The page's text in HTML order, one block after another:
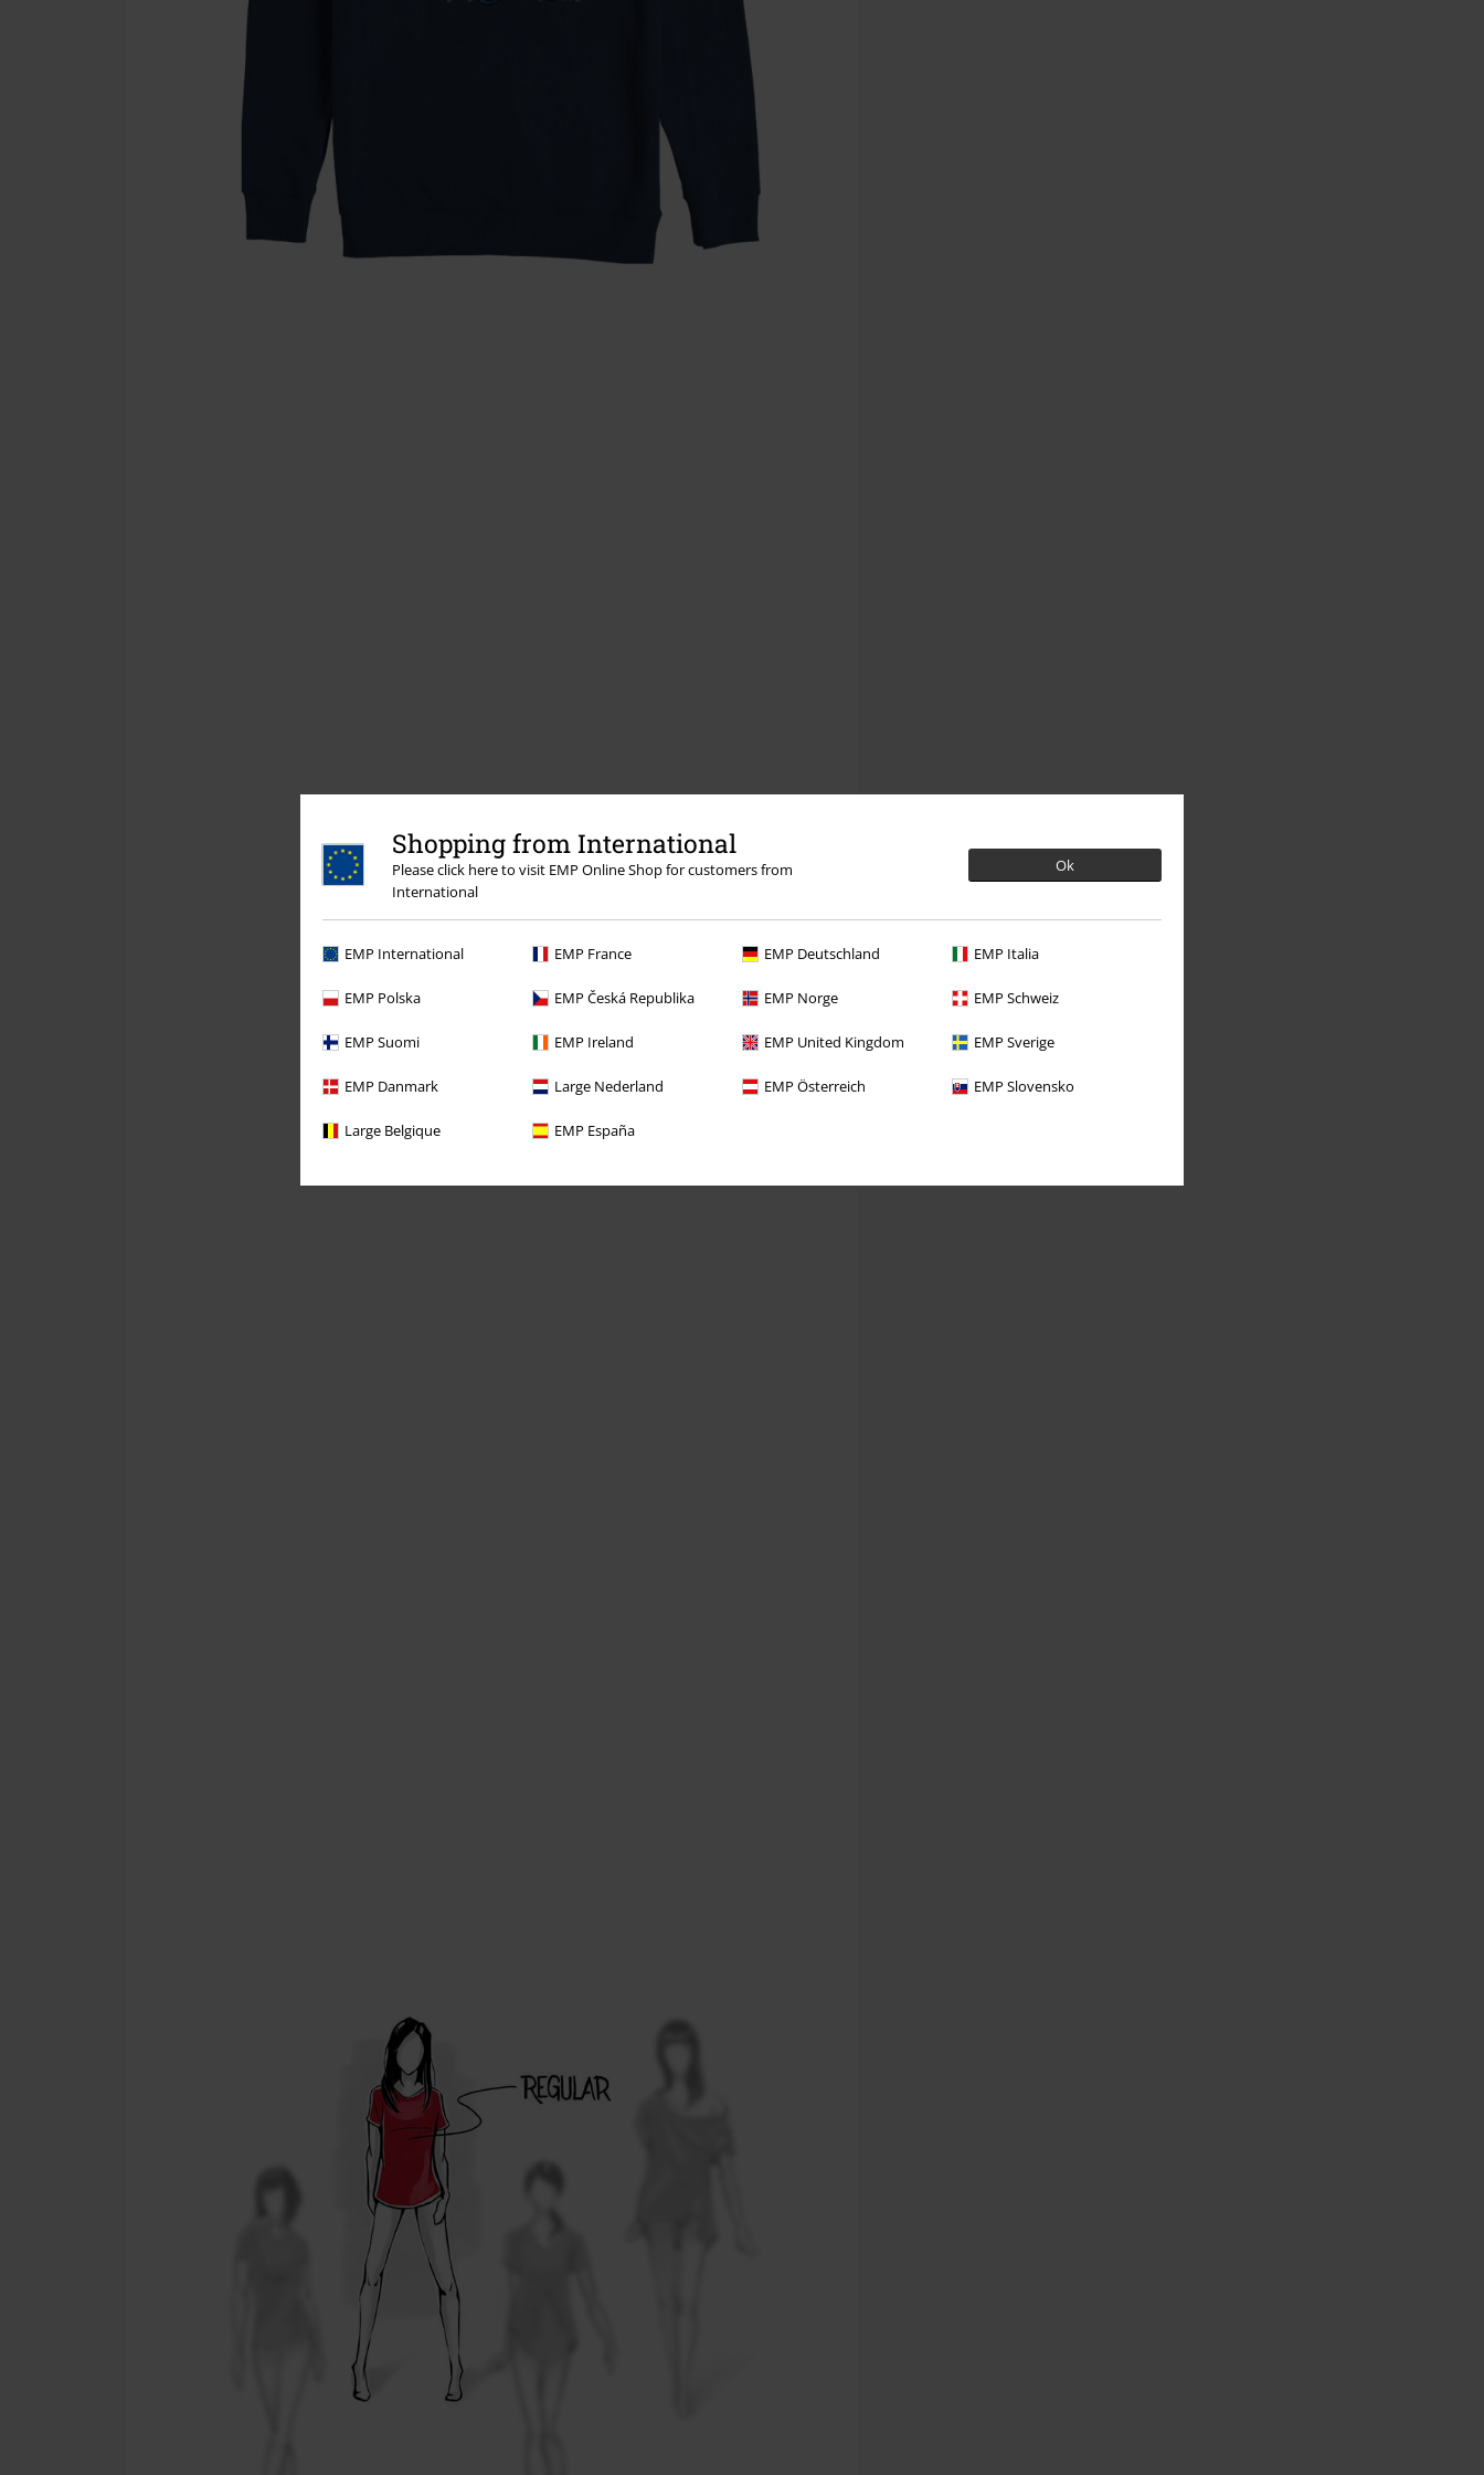
Shopping from International
Please click here to visit EMP Online Shop for customers from
International
Ok
EMP International EMP France EMP Deutschland EMP Italia
EMP Polska EMP Česká Republika EMP Norge EMP Schweiz
EMP Suomi EMP Ireland EMP United Kingdom EMP Sverige
EMP Danmark Large Nederland EMP Österreich EMP Slovensko
Large Belgique EMP España